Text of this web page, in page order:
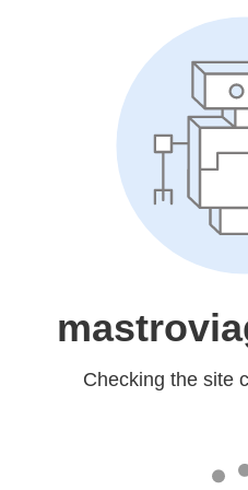
Checking the site